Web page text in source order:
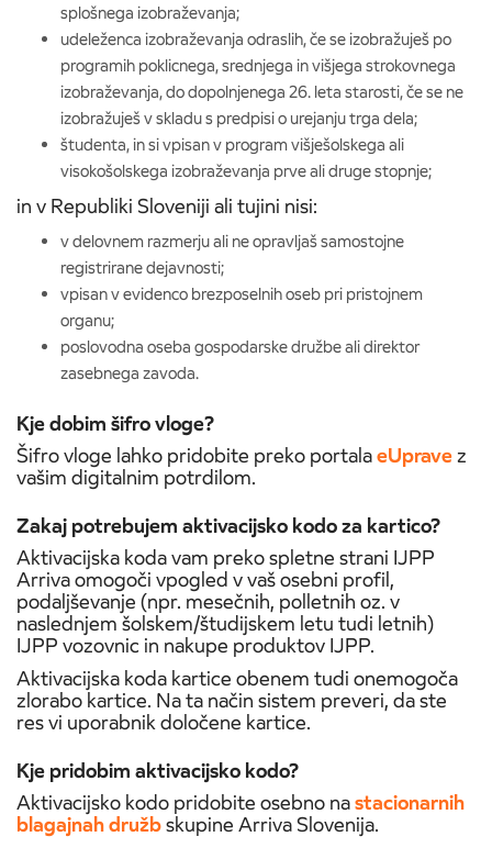
splošnega izobraževanja;
udeleženca izobraževanja odraslih, če se izobražuješ po
programih poklicnega, srednjega in višjega strokovnega
izobraževanja, do dopolnjenega 26. leta starosti, če se ne
izobražuješ v skladu s predpisi o urejanju trga dela;
študenta, in si vpisan v program višješolskega ali
visokošolskega izobraževanja prve ali druge stopnje;
in v Republiki Sloveniji ali tujini nisi:
v delovnem razmerju ali ne opravljaš samostojne
registrirane dejavnosti;
vpisan v evidenco brezposelnih oseb pri pristojnem
organu;
poslovodna oseba gospodarske družbe ali direktor
zasebnega zavoda.
Kje dobim šifro vloge?
Šifro vloge lahko pridobite preko portalaeUpravez
vašim digitalnim potrdilom.
Zakaj potrebujem aktivacijsko kodo za kartico?
Aktivacijska koda vam preko spletne strani IJPP
Arriva omogoči vpogled v vaš osebni profil,
podaljševanje (npr. mesečnih, polletnih oz. v
naslednjem šolskem/študijskem letu tudi letnih)
IJPP vozovnic in nakupe produktov IJPP.
Aktivacijska koda kartice obenem tudi onemogoča
zlorabo kartice. Na ta način sistem preveri, da ste
res vi uporabnik določene kartice.
Kje pridobim aktivacijsko kodo?
Aktivacijsko kodo pridobite osebno nastacionarnih
blagajnah družbskupine Arriva Slovenija.